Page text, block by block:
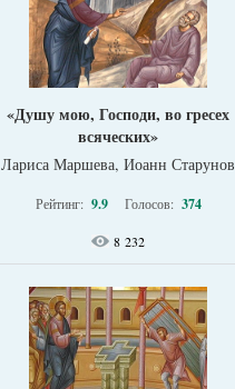
«Душу мою, Господи, во гресех
всяческих»
Лариса Маршева, Иоанн Старунов
Рейтинг: 9.9 Голосов: 374
8 232